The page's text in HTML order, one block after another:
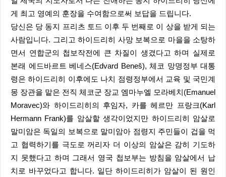
게 최고 영예의 훈장을 수여함으로써 보답을 드립니다.
당신은 당 동지 프리츠 토드 이후 두 번째로 이 상을 받게 되는
사람입니다. 그리고 하이드리히 사망 보복으로 마을을 소탕하
면서 연합군의 첩보작전에 큰 차질이 생겼다고 하며 실제로
본래 에드바르트 베네스(Edvard Beneš), 체코 망명정부 대통
령은 하이드리히 이후에도 나치 점령정부에서 교육 및 국민계
몽 장관을 맡은 전직 체코군 장교 엠마누엘 모라베치(Emanuel
Moravec)와 하이드리히의 후임자, 카를 헤르만 프랑크(Karl
Hermann Frank)를 암살할 생각이었지만 하이드리히 암살로
말미암은 독일의 보복으로 말미암아 점령지 주민들이 겁을 먹
고 협력하기를 극도로 꺼리자 더 이상의 암살은 감히 기도하
지 못했다고 하며 그래서 영국 첩보부는 방침을 암살에서 납
치로 바꾸었다고 합니다. 일단 하이드리히가 암살이 된 원인